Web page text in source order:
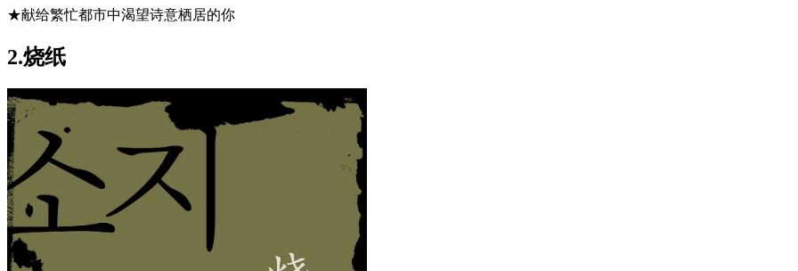
★献给繁忙都市中渴望诗意栖居的你
2.烧纸